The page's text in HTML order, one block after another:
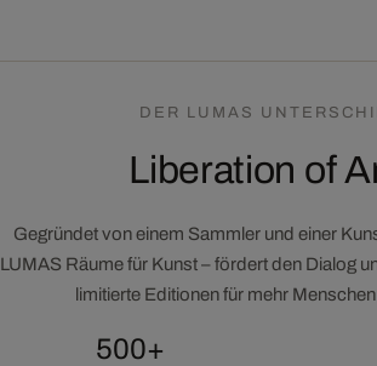
DER LUMAS
Liberation of
Gegründet von einem Sammler und einer
LUMAS Räume für Kunst – fördert den Dialog
limitierte Editionen für mehr
500+